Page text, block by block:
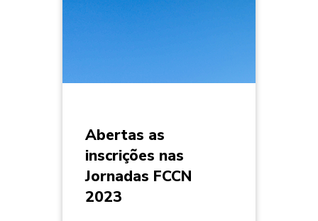
Abertas as
inscrições nas
Jornadas FCCN
2023